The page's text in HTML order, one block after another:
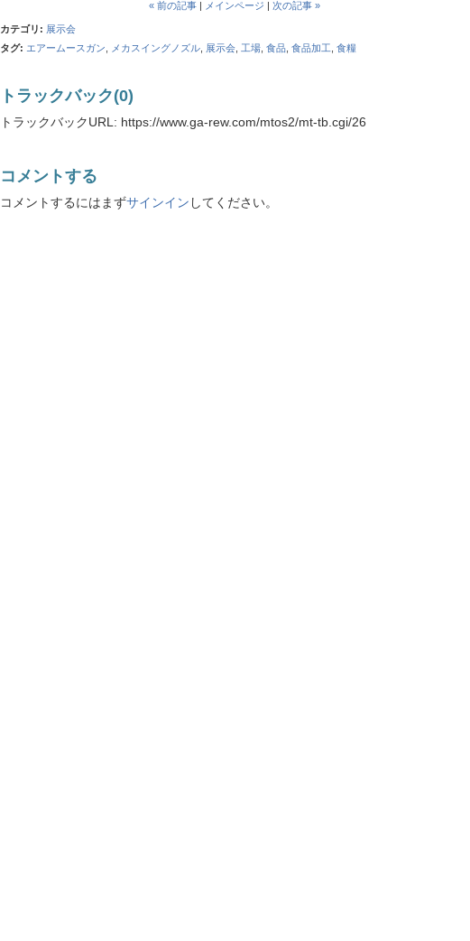
« 前の記事 | メインページ | 次の記事 »
カテゴリ : 展示会
タグ: エアームースガン, メカスイングノズル, 展示会, 工場, 食品, 食品加工, 食糧
トラックバック(0)
トラックバックURL: https://www.ga-rew.com/mtos2/mt-tb.cgi/26
コメントする
コメントするにはまずサインイン してください。